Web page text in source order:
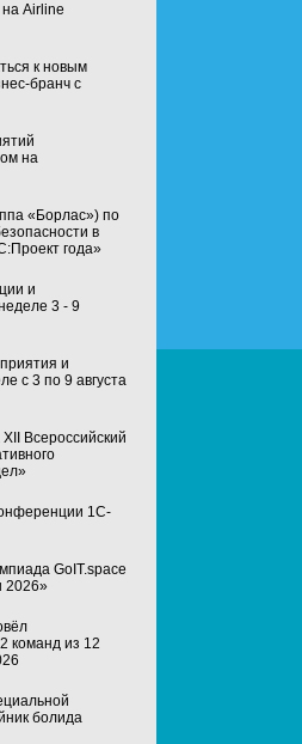
Airline
к новым
бранч с
на
«Борлас») по
в
года»
и
3 - 9
и
с 3 по 9 августа
Всероссийский
1C-
GoIT.space
2026»
команд из 12
болида